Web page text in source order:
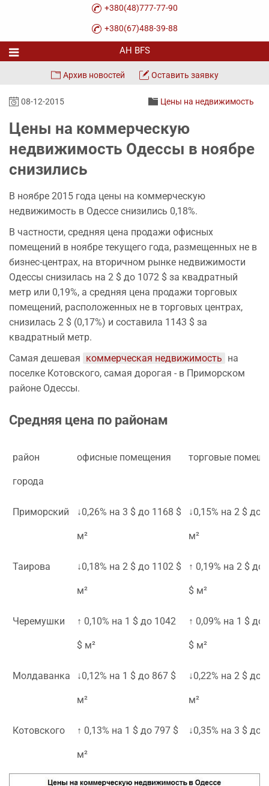
+380(48)777-77-90
+380(67)488-39-88
Архив новостей Оставить заявку
08-12-2015 Цены на недвижимость
Цены на коммерческую
недвижимость Одессы в ноябре
снизились
В ноябре 2015 года цены на коммерческую
недвижимость в Одессе снизились 0,18%.
В частности, средняя цена продажи офисных
помещений в ноябре текущего года, размещенных не в
бизнес-центрах, на вторичном рынке недвижимости
Одессы снизилась на 2 $ до 1072 $ за квадратный
метр или 0,19%, а средняя цена продажи торговых
помещений, расположенных не в торговых центрах,
снизилась 2 $ (0,17%) и составила 1143 $ за
квадратный метр.
Самая дешевая коммерческая недвижимость на
поселке Котовского, самая дорогая - в Приморском
районе Одессы.
Средняя цена по районам
район
города
офисные помещения торговые
Приморский ↓0,26% на 3 $ до 1168 $
м²
↓0,15% на 2 $ до
м²
Таирова ↓0,18% на 2 $ до 1102 $
м²
↑ 0,19% на 2 $ до
$ м²
Черемушки ↑ 0,10% на 1 $ до 1042
$ м²
↑ 0,09% на 1 $ до
$ м²
Молдаванка ↓0,12% на 1 $ до 867 $
м²
↓0,22% на 2 $ до
м²
Котовского ↑ 0,13% на 1 $ до 797 $
м²
↓0,35% на 3 $ до